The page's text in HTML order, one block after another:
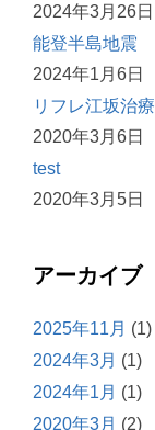
2024年3月26日
能登半島地震
2024年1月6日
リフレ江坂治
2020年3月6日
test
2020年3月5日
アーカイブ
2025年11月 (1)
2024年3月 (1)
2024年1月 (1)
2020年3月 (2)